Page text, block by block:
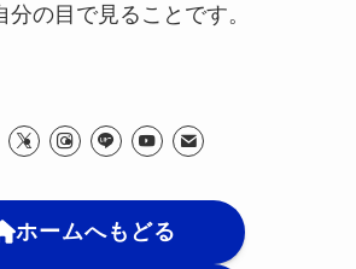
の目で見ることです。
ホームへもどる